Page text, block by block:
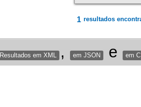
1 resultados
Resultados em XML , em JSON e em